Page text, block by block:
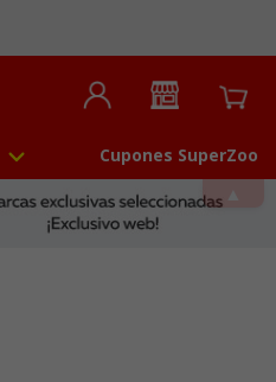
Cupones SuperZoo